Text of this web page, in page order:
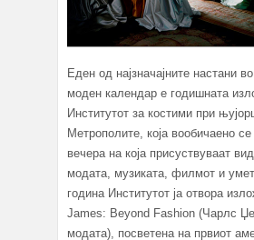
Еден од најзначајните настани
моден календар е годишната
Институтот за костими при
Метрополите, која вообичаено
вечера на која присуствуваат
модата, музиката, филмот и
година Институтот ја отвора
James: Beyond Fashion (Чарлс
модата), посветена на првиот